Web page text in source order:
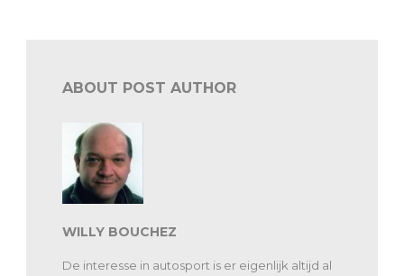
ABOUT POST AUTHOR
WILLY BOUCHEZ
De interesse in autosport is er eigenlijk altijd al